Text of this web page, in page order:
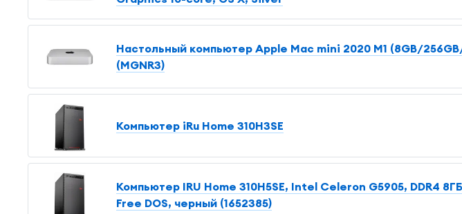
Настольный компьютер Apple Mac mini 2020 M1 (8GB/
(MGNR3)
Компьютер iRu Home 310H3SE
Компьютер IRU Home 310H5SE, Intel Celeron G5905, DDR4
Free DOS, черный (1652385)